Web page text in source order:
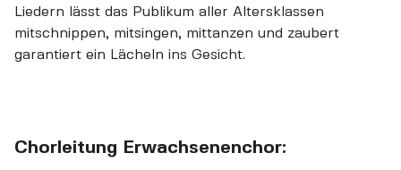
Liedern lässt das Publikum aller Altersklassen
mitschnippen, mitsingen, mittanzen und zaubert
garantiert ein Lächeln ins Gesicht.
Chorleitung Erwachsenenchor: